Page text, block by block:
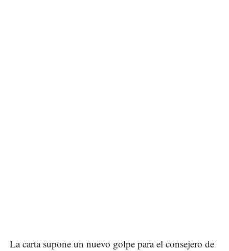
La carta supone un nuevo golpe para el consejero de